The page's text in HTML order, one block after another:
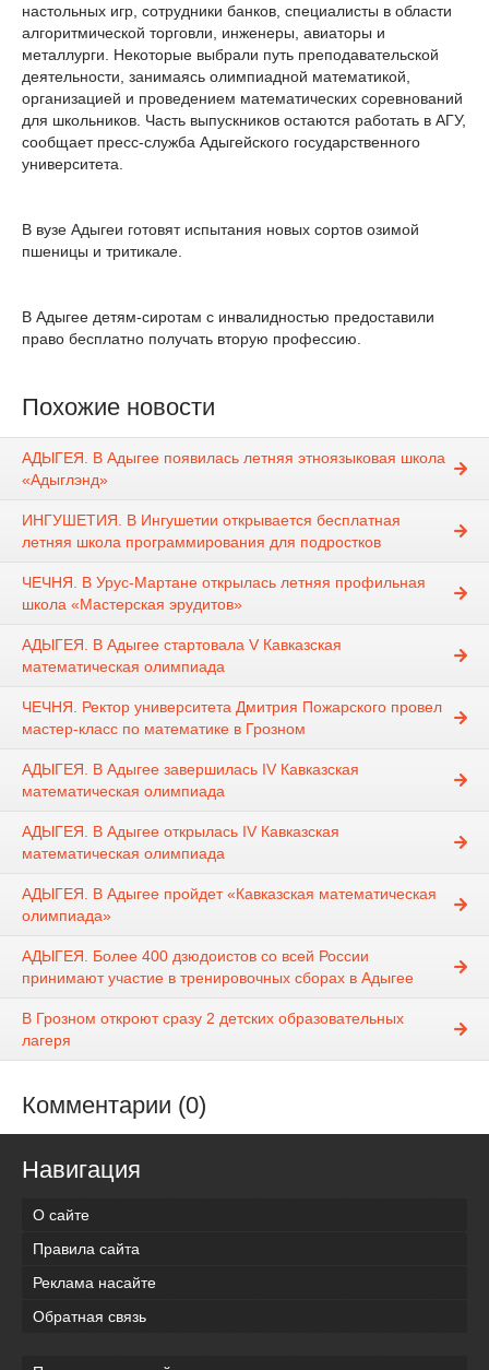
настольных игр, сотрудники банков, специалисты в области
алгоритмической торговли, инженеры, авиаторы и
металлурги. Некоторые выбрали путь преподавательской
деятельности, занимаясь олимпиадной математикой,
организацией и проведением математических соревнований
для школьников. Часть выпускников остаются работать в АГУ,
сообщает пресс-служба Адыгейского государственного
университета.
В вузе Адыгеи готовят испытания новых сортов озимой
пшеницы и тритикале.
В Адыгее детям-сиротам с инвалидностью предоставили
право бесплатно получать вторую профессию.
Похожие новости
АДЫГЕЯ. В Адыгее появилась летняя этноязыковая школа
«Адыглэнд»
ИНГУШЕТИЯ. В Ингушетии открывается бесплатная
летняя школа программирования для подростков
ЧЕЧНЯ. В Урус-Мартане открылась летняя профильная
школа «Мастерская эрудитов»
АДЫГЕЯ. В Адыгее стартовала V Кавказская
математическая олимпиада
ЧЕЧНЯ. Ректор университета Дмитрия Пожарского провел
мастер-класс по математике в Грозном
АДЫГЕЯ. В Адыгее завершилась IV Кавказская
математическая олимпиада
АДЫГЕЯ. В Адыгее открылась IV Кавказская
математическая олимпиада
АДЫГЕЯ. В Адыгее пройдет «Кавказская математическая
олимпиада»
АДЫГЕЯ. Более 400 дзюдоистов со всей России
принимают участие в тренировочных сборах в Адыгее
В Грозном откроют сразу 2 детских образовательных
лагеря
Комментарии (0)
Навигация
О сайте
Правила сайта
Реклама насайте
Обратная связь